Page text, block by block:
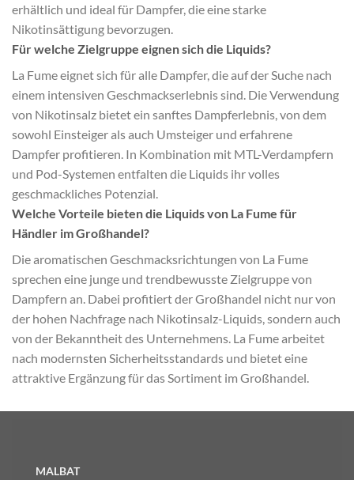
erhältlich und ideal für Dampfer, die eine starke
Nikotinsättigung bevorzugen.
Für welche Zielgruppe eignen sich die Liquids?
La Fume eignet sich für alle Dampfer, die auf der Suche nach
einem intensiven Geschmackserlebnis sind. Die Verwendung
von Nikotinsalz bietet ein sanftes Dampferlebnis, von dem
sowohl Einsteiger als auch Umsteiger und erfahrene
Dampfer profitieren. In Kombination mit MTL-Verdampfern
und Pod-Systemen entfalten die Liquids ihr volles
geschmackliches Potenzial.
Welche Vorteile bieten die Liquids von La Fume für
Händler im Großhandel?
Die aromatischen Geschmacksrichtungen von La Fume
sprechen eine junge und trendbewusste Zielgruppe von
Dampfern an. Dabei profitiert der Großhandel nicht nur von
der hohen Nachfrage nach Nikotinsalz-Liquids, sondern auch
von der Bekanntheit des Unternehmens. La Fume arbeitet
nach modernsten Sicherheitsstandards und bietet eine
attraktive Ergänzung für das Sortiment im Großhandel.
MALBAT